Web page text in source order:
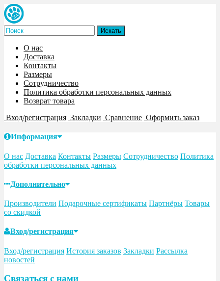
О нас
Доставка
Контакты
Размеры
Сотрудничество
Политика обработки персональных данных
Возврат товара
Вход/регистрация Закладки Сравнение Оформить заказ
Информация
О нас Доставка Контакты Размеры Сотрудничество Политика
обработки персональных данных
Дополнительно
Производители Подарочные сертификаты Партнёры Товары
со скидкой
Вход/регистрация
Вход/регистрация История заказов Закладки Рассылка
новостей
Связаться с нами